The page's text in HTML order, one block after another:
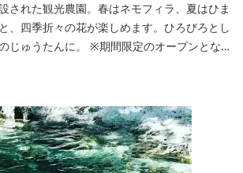
された観光農園。春はネモフィラ、夏はひま
、四季折々の花が楽しめます。ひろびろとし
じゅうたんに。 ※期間限定のオープンとなり
ヒマワリの開花状況はこちら